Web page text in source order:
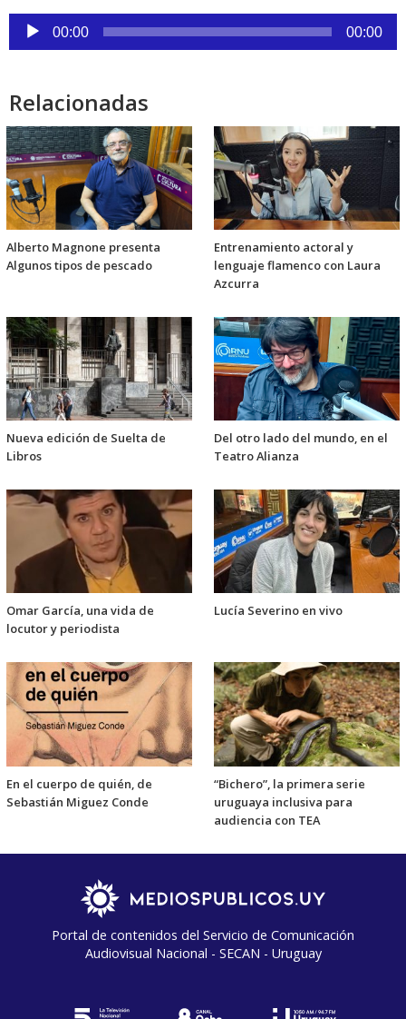
Reproductor
de
00:00 00:00
Relacionadas
Alberto Magnone presenta
Algunos tipos de pescado
Entrenamiento actoral y
lenguaje flamenco con Laura
Azcurra
Nueva edición de Suelta de
Libros
Del otro lado del mundo, en el
Teatro Alianza
Omar García, una vida de
locutor y periodista
Lucía Severino en vivo
En el cuerpo de quién, de
Sebastián Miguez Conde
“Bichero”, la primera serie
uruguaya inclusiva para
audiencia con TEA
Portal de contenidos del Servicio de Comunicación
Audiovisual Nacional - SECAN - Uruguay